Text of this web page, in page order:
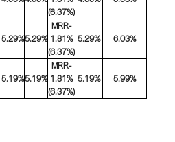
(6.37%)
5.29%5.29%
MRR-
1.81%
(6.37%)
5.29% 6.03%
5.19%5.19%
MRR-
1.81%
(6.37%)
5.19% 5.99%